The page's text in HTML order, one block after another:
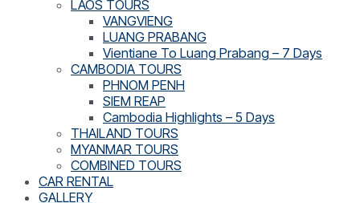
LAOS TOURS
VANGVIENG
LUANG PRABANG
Vientiane To Luang Prabang – 7 Days
CAMBODIA TOURS
PHNOM PENH
SIEM REAP
Cambodia Highlights – 5 Days
THAILAND TOURS
MYANMAR TOURS
COMBINED TOURS
CAR RENTAL
GALLERY